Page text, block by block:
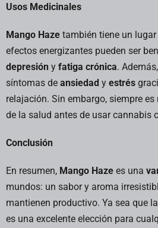
Usos Medicinales
Mango Haze también tiene un
efectos energizantes pueden ser
depresión y fatiga crónica.
síntomas de ansiedad y estrés
relajación. Sin embargo, siempre
de la salud antes de usar cannabis
Conclusión
En resumen, Mango Haze es una
mundos: un sabor y aroma
mantienen productivo. Ya sea que
es una excelente elección para